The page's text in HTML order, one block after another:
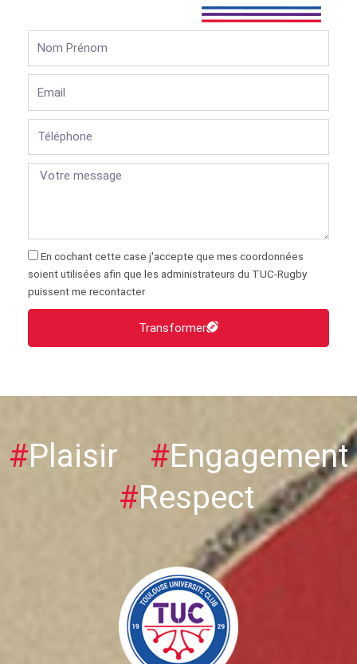
Prénom
En cochant cette case j'accepte que mes coordonnées
soient utilisées afin que les administrateurs du TUC-Rugby
puissent me recontacter
Transformer
#Plaisir #Engagement
#Respect